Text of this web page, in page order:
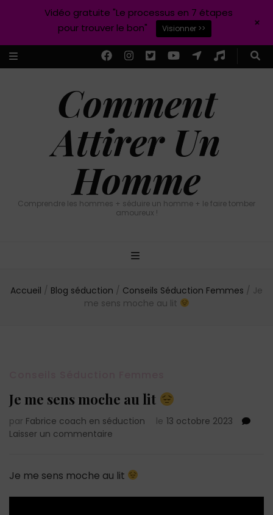
Comment
Attirer Un
Homme
Comprendre les hommes + séduire un homme + le faire tomber
amoureux !
Accueil / Blog séduction / Conseils Séduction Femmes / Je
me sens moche au lit
Je me sens moche au lit
par Fabrice coach en séduction le 13 octobre 2023
Laisser un commentaire
sens
au
Je me sens moche au lit
Vidéo gratuite "Le processus en 7 étapes
pour trouver le bon"
Visionner >> +